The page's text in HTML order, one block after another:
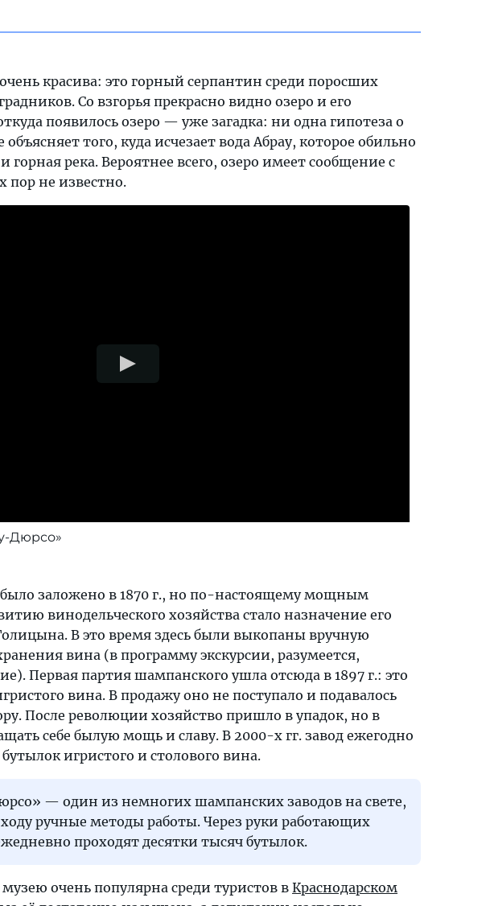
красива: это горный серпантин среди поросших
Со взгорья прекрасно видно озеро и его
появилось озеро — уже загадка: ни одна гипотеза о
того, куда исчезает вода Абрау, которое обильно
река. Вероятнее всего, озеро имеет сообщение с
пор не известно.
Дюрсо»
заложено в 1870 г., но по-настоящему мощным
винодельческого хозяйства стало назначение его
В это время здесь были выкопаны вручную
вина (в программу экскурсии, разумеется,
Первая партия шампанского ушла отсюда в 1897 г.: это
вина. В продажу оно не поступало и подавалось
После революции хозяйство пришло в упадок, но в
себе былую мощь и славу. В 2000-х гг. завод ежегодно
игристого и столового вина.
— один из немногих шампанских заводов на свете,
ходу ручные методы работы. Через руки работающих
проходят десятки тысяч бутылок.
очень популярна среди туристов в Краснодарском